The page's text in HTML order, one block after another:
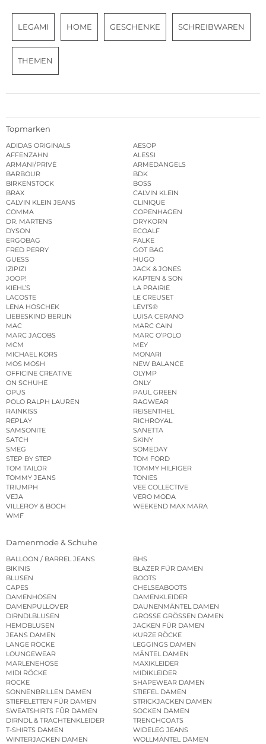
LEGAMI HOME GESCHENKE SCHREIBWAREN
THEMEN
Topmarken
ADIDAS ORIGINALS
AESOP
AFFENZAHN
ALESSI
ARMANI/PRIVÉ
ARMEDANGELS
BARBOUR
BDK
BIRKENSTOCK
BOSS
BRAX
CALVIN KLEIN
CALVIN KLEIN JEANS
CLINIQUE
COMMA
COPENHAGEN
DR. MARTENS
DRYKORN
DYSON
ECOALF
ERGOBAG
FALKE
FRED PERRY
GOT BAG
GUESS
HUGO
IZIPIZI
JACK & JONES
JOOP!
KAPTEN & SON
KIEHL’S
LA PRAIRIE
LACOSTE
LE CREUSET
LENA HOSCHEK
LEVI’S®
LIEBESKIND BERLIN
LUISA CERANO
MAC
MARC CAIN
MARC JACOBS
MARC O’POLO
MCM
MEY
MICHAEL KORS
MONARI
MOS MOSH
NEW BALANCE
OFFICINE CREATIVE
OLYMP
ON SCHUHE
ONLY
OPUS
PAUL GREEN
POLO RALPH LAUREN
RAGWEAR
RAINKISS
REISENTHEL
REPLAY
RICHROYAL
SAMSONITE
SANETTA
SATCH
SKINY
SMEG
SOMEDAY
STEP BY STEP
TOM FORD
TOM TAILOR
TOMMY HILFIGER
TOMMY JEANS
TONIES
TRIUMPH
VEE COLLECTIVE
VEJA
VERO MODA
VILLEROY & BOCH
WEEKEND MAX MARA
WMF
Damenmode & Schuhe
BALLOON / BARREL JEANS
BHS
BIKINIS
BLAZER FÜR DAMEN
BLUSEN
BOOTS
CAPES
CHELSEABOOTS
DAMENHOSEN
DAMENKLEIDER
DAMENPULLOVER
DAUNENMÄNTEL DAMEN
DIRNDLBLUSEN
GROSSE GRÖSSEN DAMEN
HEMDBLUSEN
JACKEN FÜR DAMEN
JEANS DAMEN
KURZE RÖCKE
LANGE RÖCKE
LEGGINGS DAMEN
LOUNGEWEAR
MÄNTEL DAMEN
MARLENEHOSE
MAXIKLEIDER
MIDI RÖCKE
MIDIKLEIDER
RÖCKE
SHAPEWEAR DAMEN
SONNENBRILLEN DAMEN
STIEFEL DAMEN
STIEFELETTEN FÜR DAMEN
STRICKJACKEN DAMEN
SWEATSHIRTS FÜR DAMEN
SOCKEN DAMEN
DIRNDL & TRACHTENKLEIDER
TRENCHCOATS
T-SHIRTS DAMEN
WIDELEG JEANS
WINTERJACKEN DAMEN
WOLLMÄNTEL DAMEN